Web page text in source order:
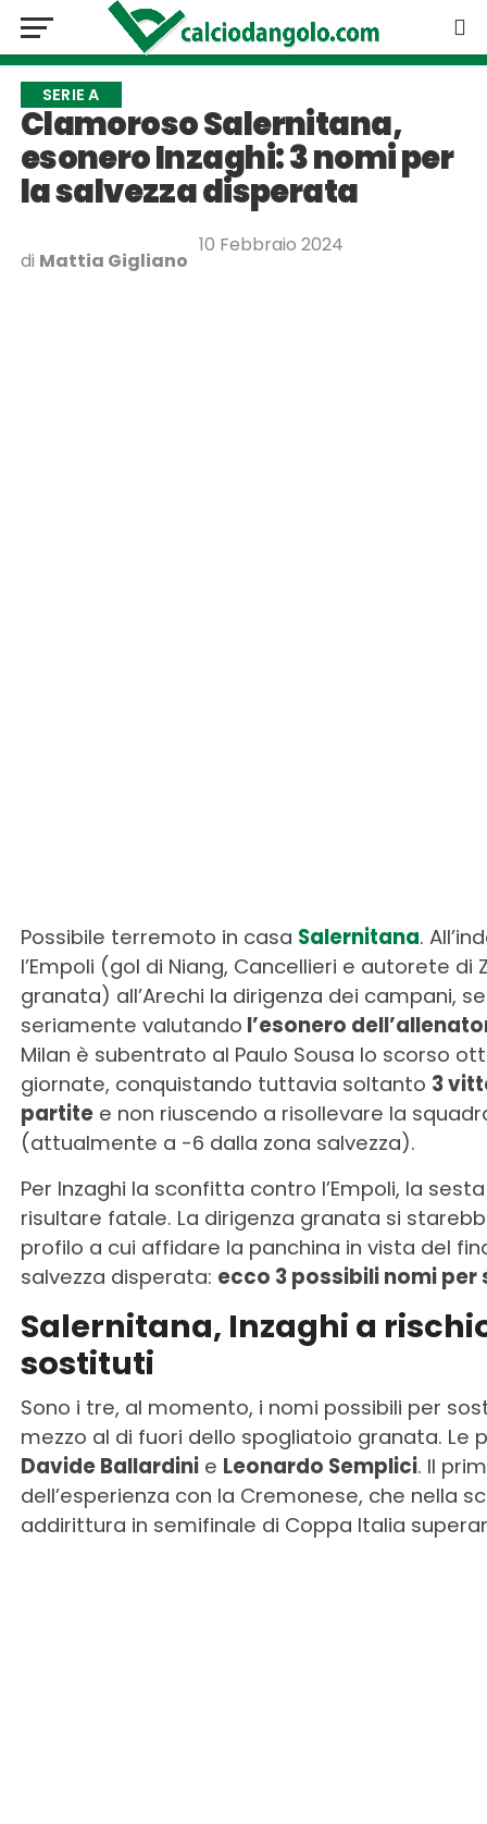
SERIE A
Clamoroso Salernitana,
esonero Inzaghi: 3 nomi per
la salvezza disperata
di Mattia Gigliano
10 Febbraio 2024
Possibile terremoto in casa Salernitana.
l’Empoli (gol di Niang, Cancellieri e autorete
granata) all’Arechi la dirigenza dei campani,
seriamente valutando l’esonero
Milan è subentrato al Paulo Sousa lo scorso
giornate, conquistando tuttavia soltanto 3
partitee non riuscendo a risollevare la
(attualmente a -6 dalla zona salvezza).
Per Inzaghi la sconfitta contro l’Empoli, la
risultare fatale. La dirigenza granata si
profilo a cui affidare la panchina in vista del
salvezza disperata: ecco 3 possibili nomi
Salernitana, Inzaghi a
sostituti
Sono i tre, al momento, i nomi possibili per
mezzo al di fuori dello spogliatoio granata.
Davide Ballardinie Leonardo Semplici. Il
dell’esperienza con la Cremonese, che nella
addirittura in semifinale di Coppa Italia